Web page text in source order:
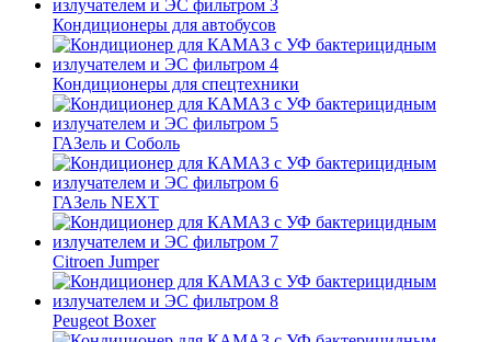
Кондиционеры для автобусов
Кондиционеры для спецтехники
ГАЗель и Соболь
ГАЗель NEXT
Citroen Jumper
Peugeot Boxer